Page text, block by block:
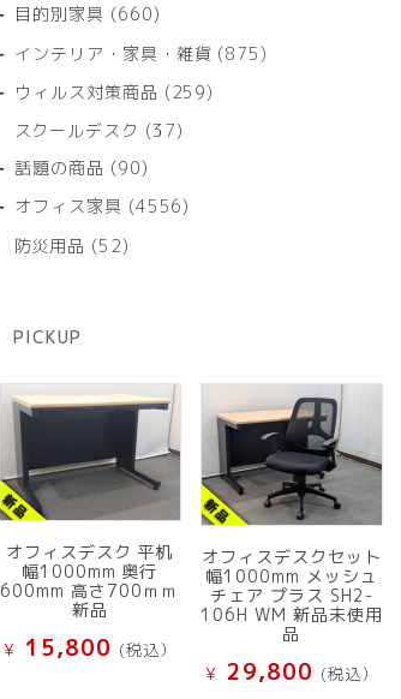
商
目的別家具 660660
の
商
インテリア・家具・雑貨 875875
ウィルス対策商品 259259
スクールデスク 3737
商
話題の商品 9090
の
オフィス家具 45564556
防災用品 5252
PICKUP
オフィスデスク 平机
幅1000mm 奥行
600mm 高さ700ｍｍ
新品
¥ 15,800 (税込）
オフィスデスクセット
幅1000mm メッシュ
チェア プラス SH2-
106H WM 新品未使用
品
¥ 29,800 (税込）